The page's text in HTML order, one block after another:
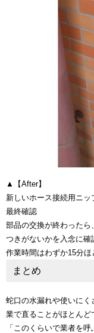
▲【After】
新しいホース接続用ニッ
最終確認
部品の交換が終わった
つきがないかを入念に確
作業時間はわずか15分ほ
まとめ
蛇口の水漏れや使いに
業で直ることがほとんど
「このくらいで業者を